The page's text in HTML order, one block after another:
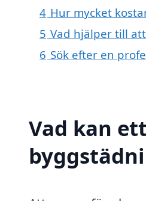
4 Hur mycket
5 Vad hjälper till
6 Sök efter en
Vad kan